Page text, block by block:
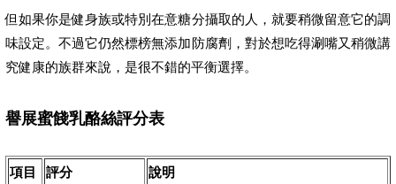
但如果你是健身族或特別在意糖分攝取的人，就要稍微留意它的調
味設定。不過它仍然標榜無添加防腐劑，對於想吃得涮嘴又稍微講
究健康的族群來說，是很不錯的平衡選擇。
譽展蜜餞乳酪絲評分表
項目 評分 說明